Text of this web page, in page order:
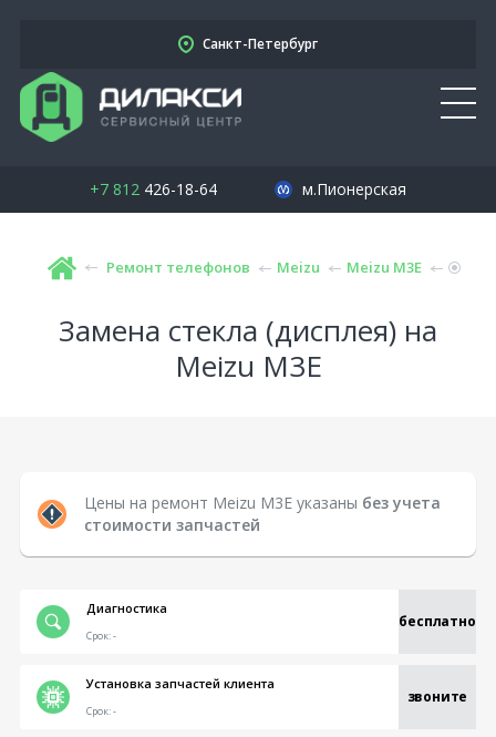
Санкт-Петербург
+7 812426-18-64 м.Пионерская
Ремонт телефонов Meizu Meizu M3E
Замена стекла (дисплея) на
Meizu M3E
Цены на ремонт Meizu M3E указаны без учета
стоимости запчастей
Диагностика
бесплатно
Срок:-
Установка запчастей клиента
звоните
Срок:-